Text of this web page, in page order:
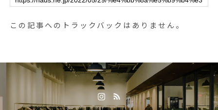
e#フェイスシールド#フェイスカ
この記事へのトラックバックはありません。